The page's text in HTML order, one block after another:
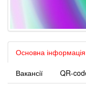
Основна інформація
Вакансії QR-